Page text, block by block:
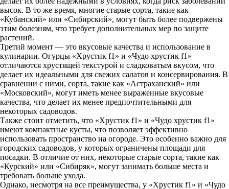
высок. В то же время, многие старые сорта, такие как
«Кубанский» или «Сибирский», могут быть более подвержены
этим болезням, что требует дополнительных мер по защите
растений.
Третий момент — это вкусовые качества и использование в
кулинарии. Огурцы «Хрустик f1» и «Чудо хрустик f1»
отличаются хрустящей текстурой и сладковатым вкусом, что
делает их идеальными для свежих салатов и консервирования. В
сравнении с ними, сорта, такие как «Астраханский» или
«Московский», могут иметь менее выраженные вкусовые
качества, что делает их менее предпочтительными для
некоторых садоводов.
Также стоит отметить, что «Хрустик f1» и «Чудо хрустик f1»
имеют компактные кусты, что позволяет эффективно
использовать пространство на огороде. Это особенно важно для
городских садоводов, у которых ограничены площади для
посадки. В отличие от них, некоторые старые сорта, такие как
«Курский» или «Сибиряк», могут занимать больше места и
требовать больше ухода.
Однако, несмотря на все преимущества, у «Хрустик f1» и «Чудо